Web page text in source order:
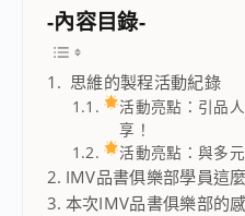
-內容目錄-
思維的製程活動紀錄
活動亮點：引品
享！
活動亮點：與多
IMV品書俱樂部學員這
本次IMV品書俱樂部的